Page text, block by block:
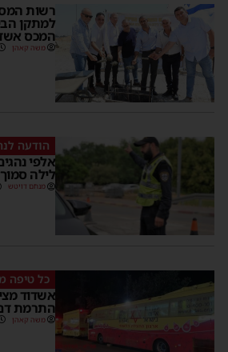
רשות
למתקן
המכס
משה קאהן
הודעה
אלפי
לילה
מנחם דויטש
כל טיפה
אשדוד
התרמת
משה קאהן